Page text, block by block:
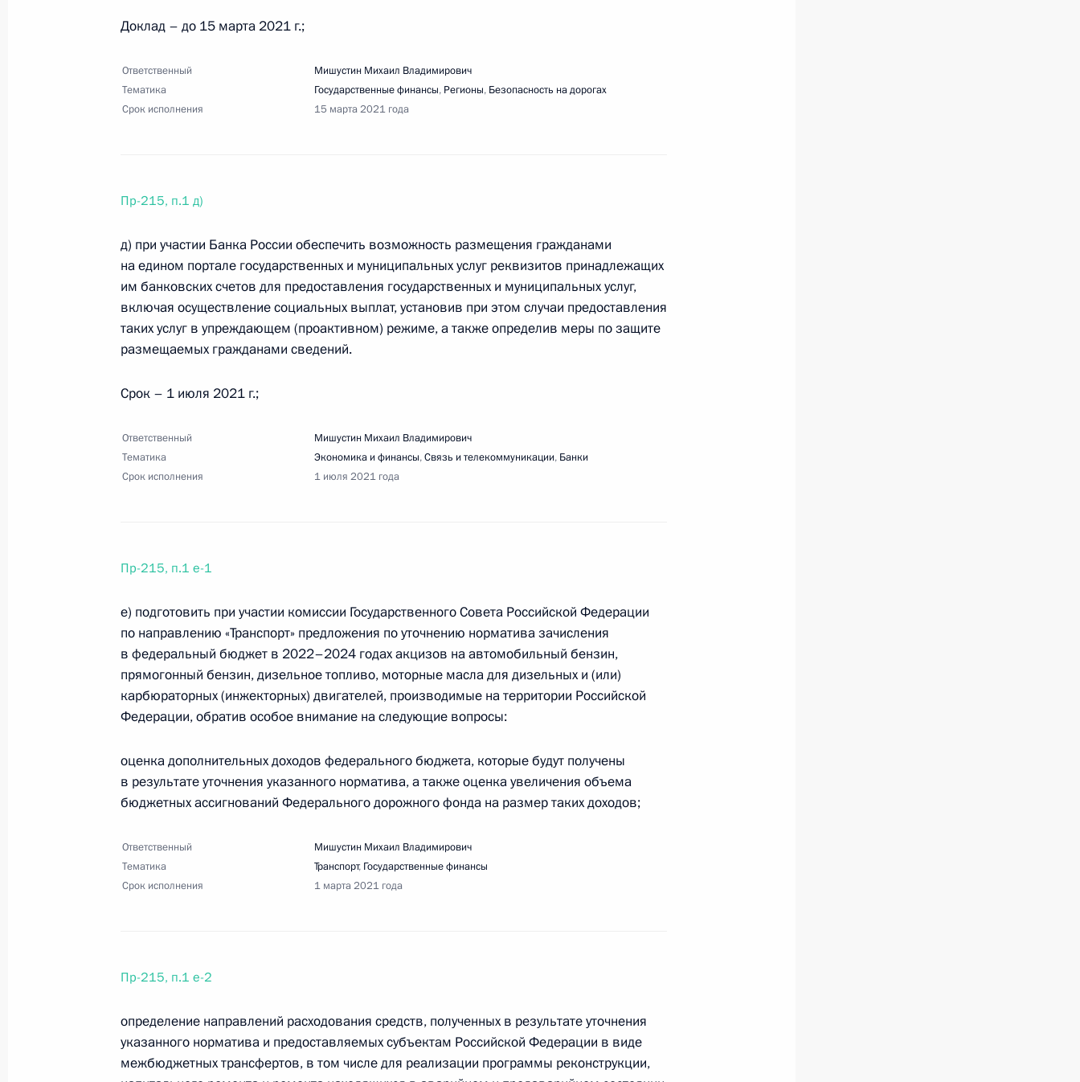
Перечень поручений по итогам совещания о ситуации в банковской сфере
2 поручения
Перечень поручений по итогам заседания попечительского совета МГУ
14 февраля 2021 года, 12:15 6 поручений
12 февраля 2021 года, пятница
Перечень поручений по итогам совещания с членами Правительства
Перечень поручений по итогам совещания по экономическим вопросам
12 февраля 2021 года, 17:30 12 поручений
общества и правам человека
28 января 2021 года, 20:00 15 поручений
Перечень поручений по вопросам среднего профессионального образования
23 января 2021 года, суббота
Перечень поручений по итогам заседания Совета по культуре и искусству
23 января 2021 года, 17:00 14 поручений
Перечень поручений по итогам совещания по стратегическому развитию
16 января 2021 года, 18:00 23 поручения
Доклад – до 15 марта 2021 г.;
Ответственный
Мишустин Михаил Владимирович
Тематика
Государственные финансы, Регионы, Безопасность на дорогах
Срок исполнения
15 марта 2021 года
Пр-215, п.1 д)
д) при участии Банка России обеспечить возможность размещения гражданами
на едином портале государственных и муниципальных услуг реквизитов принадлежащих
им банковских счетов для предоставления государственных и муниципальных услуг,
включая осуществление социальных выплат, установив при этом случаи предоставления
таких услуг в упреждающем (проактивном) режиме, а также определив меры по защите
размещаемых гражданами сведений.
Срок – 1 июля 2021 г.;
Ответственный
Мишустин Михаил Владимирович
Тематика
Экономика и финансы,Связь и телекоммуникации, Банки
Срок исполнения
1 июля 2021 года
Пр-215, п.1 е-1
е) подготовить при участии комиссии Государственного Совета Российской Федерации
по направлению «Транспорт» предложения по уточнению норматива зачисления
в федеральный бюджет в 2022–2024 годах акцизов на автомобильный бензин,
прямогонный бензин, дизельное топливо, моторные масла для дизельных и (или)
карбюраторных (инжекторных) двигателей, производимые на территории Российской
Федерации, обратив особое внимание на следующие вопросы:
оценка дополнительных доходов федерального бюджета, которые будут получены
в результате уточнения указанного норматива, а также оценка увеличения объема
бюджетных ассигнований Федерального дорожного фонда на размер таких доходов;
Ответственный
Мишустин Михаил Владимирович
Тематика
Транспорт, Государственные финансы
Срок исполнения
1 марта 2021 года
Пр-215, п.1 е-2
определение направлений расходования средств, полученных в результате уточнения
указанного норматива и предоставляемых субъектам Российской Федерации в виде
межбюджетных трансфертов, в том числе для реализации программы реконструкции,